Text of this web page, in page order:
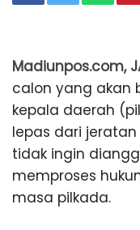
Madiunpos.com,
calon yang akan
kepala daerah
lepas dari jeratan
tidak ingin
memproses
masa pilkada.